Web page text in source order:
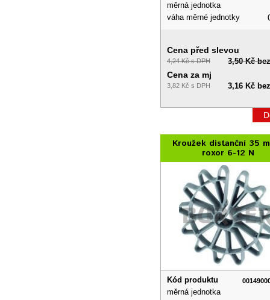
měrná jednotka
váha měrné jednotky
Cena před slevou
4,24 Kč s DPH 3,50 Kč
Cena za mj
3,82 Kč s DPH 3,16 Kč
Kroužek distanční 35
roxor 6-12 N
Kód produktu
měrná jednotka